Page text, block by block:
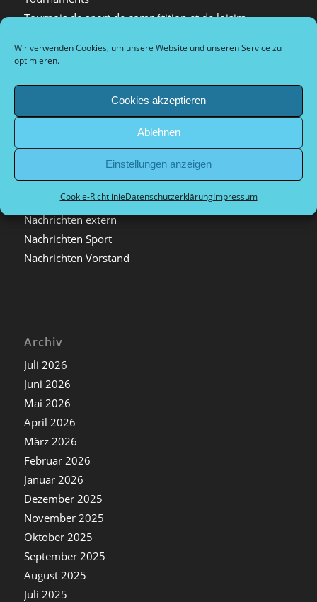
Wir verwenden Cookies, um unsere Website und unseren Service zu
optimieren.
Cookies akzeptieren
Ablehnen
Einstellungen anzeigen
Cookie-RichtlinieDatenschutzerklärungImpressum
Tournois de sport de compétition et de loisirs
Plan d’accès et informations sur la ville
Allgemein
Nachrichten extern
Nachrichten Sport
Nachrichten Vorstand
Archiv
Juli 2026
Juni 2026
Mai 2026
April 2026
März 2026
Februar 2026
Januar 2026
Dezember 2025
November 2025
Oktober 2025
September 2025
August 2025
Juli 2025